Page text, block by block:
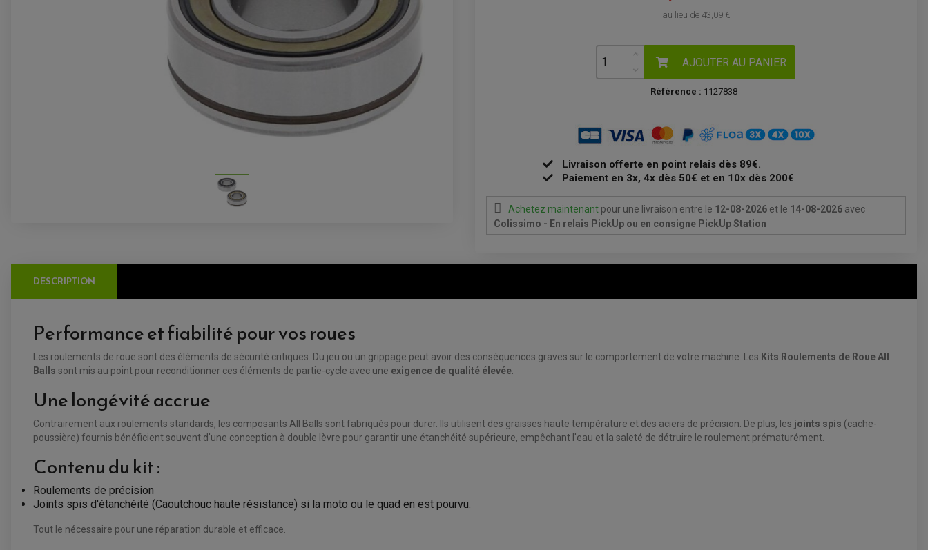
au lieu de 43,09 €
AJOUTER AU PANIER
Référence : 1127838_
Livraison offerte en point relais dès 89€.
Paiement en 3x, 4x dès 50€ et en 10x dès 200€
Achetez maintenant pour une livraison entre le 12-08-2026 et le 14-08-2026 avec
Colissimo - En relais PickUp ou en consigne PickUp Station
DESCRIPTION
Performance et fiabilité pour vos roues
Les roulements de roue sont des éléments de sécurité critiques. Du jeu ou un grippage peut avoir des conséquences graves sur le comportement de votre machine. Les Kits Roulements de Roue All
Balls sont mis au point pour reconditionner ces éléments de partie-cycle avec une exigence de qualité élevée
Une longévité accrue
Contrairement aux roulements standards, les composants All Balls sont fabriqués pour durer. Ils utilisent des graisses haute température et des aciers de précision. De plus, les joints spis (cache-
poussière) fournis bénéficient souvent d'une conception à double lèvre pour garantir une étanchéité supérieure, empêchant l'eau et la saleté de détruire le roulement prématurément.
Contenu du kit :
Roulements de précision
Joints spis d'étanchéité (Caoutchouc haute résistance) si la moto ou le quad en est pourvu.
Tout le nécessaire pour une réparation durable et efficace.